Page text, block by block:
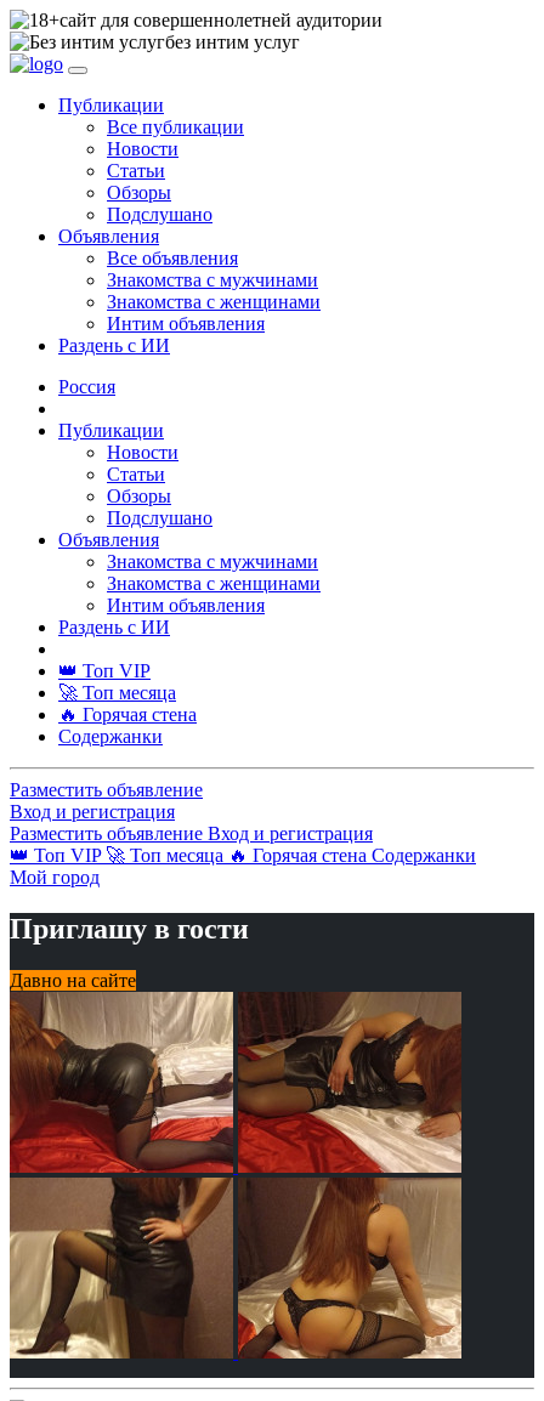
сайт для совершеннолетней аудитории
без интим услуг
Публикации
Все публикации
Новости
Статьи
Обзоры
Подслушано
Объявления
Все объявления
Знакомства с мужчинами
Знакомства с женщинами
Интим объявления
Раздень с ИИ
Россия
Публикации
Новости
Статьи
Обзоры
Подслушано
Объявления
Знакомства с мужчинами
Знакомства с женщинами
Интим объявления
Раздень с ИИ
👑 Топ VIP
🚀 Топ месяца
🔥 Горячая стена
Содержанки
Разместить объявление
Вход и регистрация
Разместить объявление Вход и регистрация
👑 Топ VIP 🚀 Топ месяца 🔥 Горячая стена Содержанки
Мой город
Приглашу в гости
Давно на сайте